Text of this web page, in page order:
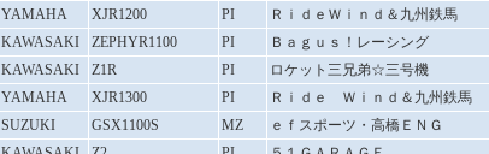
YAMAHA XJR1200 PI
ＲｉｄｅＷｉｎｄ＆九州鉄馬
KAWASAKI ZEPHYR1100 PI
Ｂａｇｕｓ！レーシング
KAWASAKI Z1R PI
ロケット三兄弟☆三号機
YAMAHA XJR1300 PI
Ｒｉｄｅ Ｗｉｎｄ＆九州鉄馬
SUZUKI GSX1100S MZ
ｅｆスポーツ・高橋ＥＮＧ